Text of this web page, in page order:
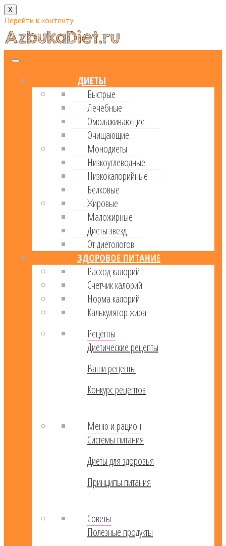
X
Перейти к контенту
ДИЕТЫ
Быстрые
Лечебные
Омолаживающие
Очищающие
Монодиеты
Низкоуглеводные
Низкокалорийные
Белковые
Жировые
Маложирные
Диеты звезд
От диетологов
ЗДОРОВОЕ ПИТАНИЕ
Расход калорий
Cчетчик калорий
Норма калорий
Калькулятор жира
Рецепты
Диетические рецепты
Ваши рецепты
Конкурс рецептов
Меню и рацион
Системы питания
Диеты для здоровья
Принципы питания
Советы
Полезные продукты